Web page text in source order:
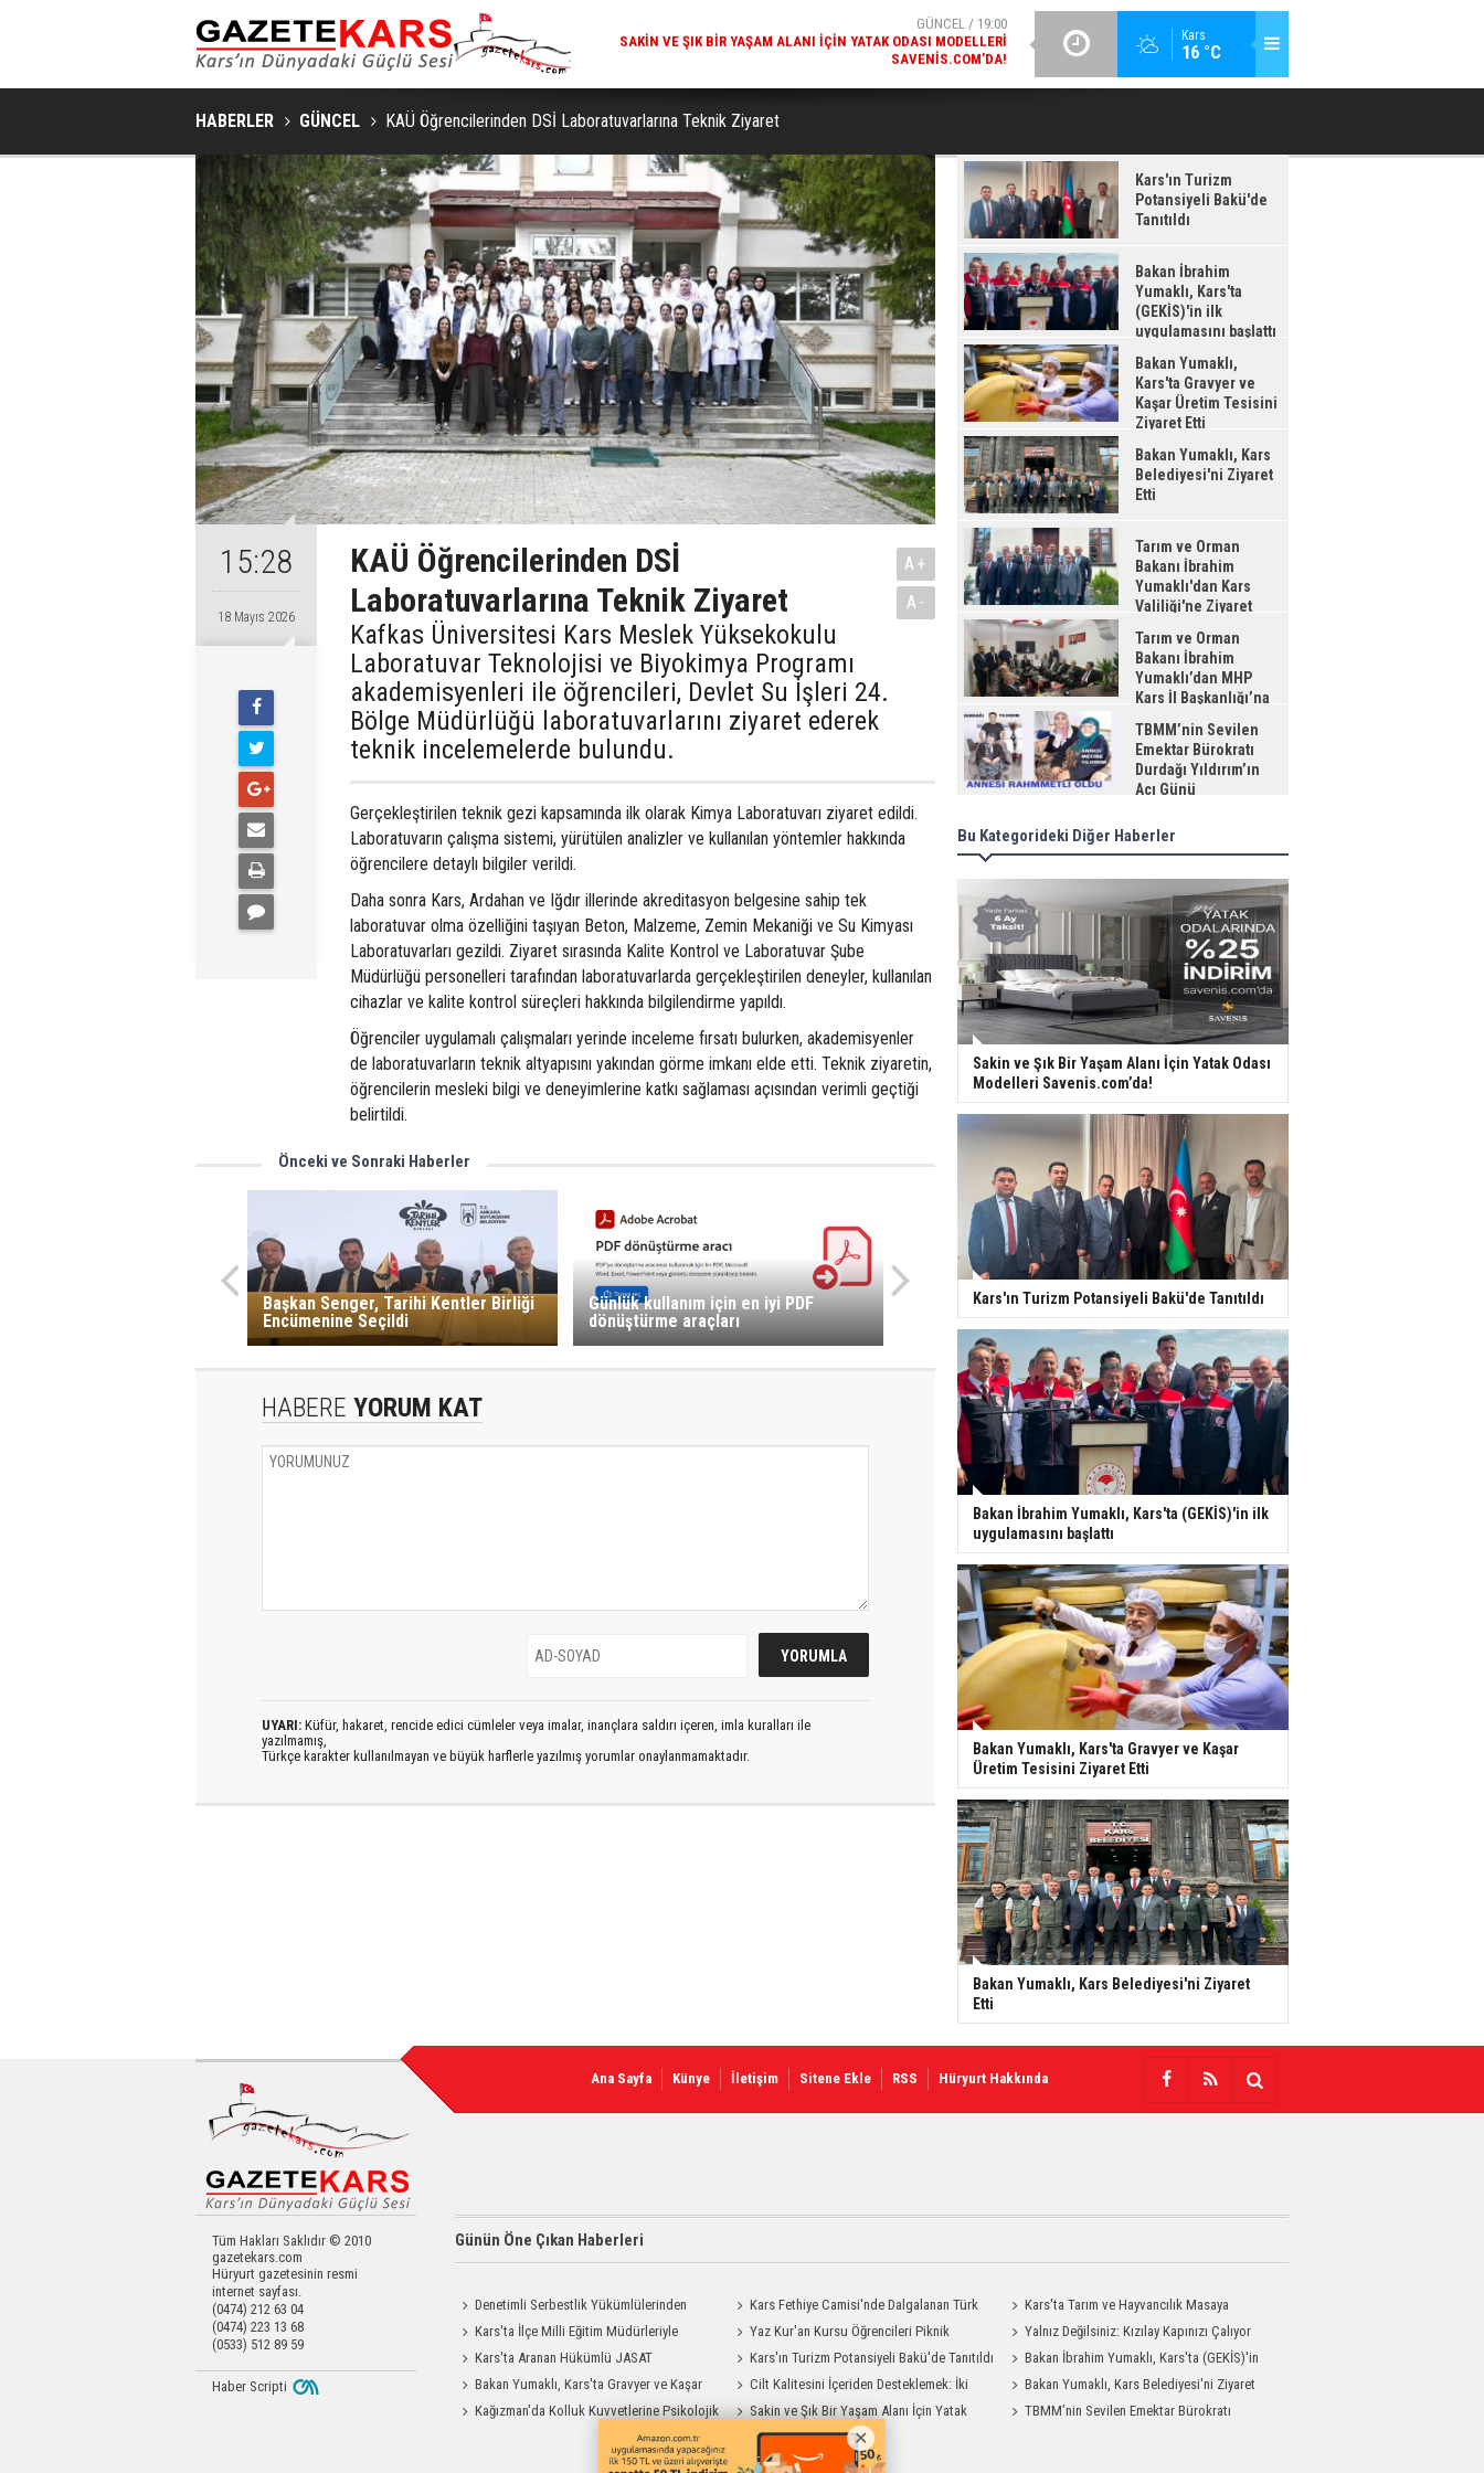
Kars
16 °C
GÜNCEL / 18:38
KARS'IN TURIZM POTANSIYELI BAKÜ'DE TANITILDI
BAKAN İBRAHIM YUMAKLI, KARS'TA (GEKİS)'IN ILK
HABERLER GÜNCEL KAÜ Öğrencilerinden DSİ Laboratuvarlarına Teknik Ziyaret
15:28
18 Mayıs 2026
KAÜ Öğrencilerinden DSİ
Laboratuvarlarına Teknik Ziyaret
Kafkas Üniversitesi Kars Meslek Yüksekokulu
Laboratuvar Teknolojisi ve Biyokimya Programı
akademisyenleri ile öğrencileri, Devlet Su İşleri 24.
Bölge Müdürlüğü laboratuvarlarını ziyaret ederek
teknik incelemelerde bulundu.
A+
A-
Gerçekleştirilen teknik gezi kapsamında ilk olarak Kimya Laboratuvarı ziyaret edildi.
Laboratuvarın çalışma sistemi, yürütülen analizler ve kullanılan yöntemler hakkında
öğrencilere detaylı bilgiler verildi.
Daha sonra Kars, Ardahan ve Iğdır illerinde akreditasyon belgesine sahip tek
laboratuvar olma özelliğini taşıyan Beton, Malzeme, Zemin Mekaniği ve Su Kimyası
Laboratuvarları gezildi. Ziyaret sırasında Kalite Kontrol ve Laboratuvar Şube
Müdürlüğü personelleri tarafından laboratuvarlarda gerçekleştirilen deneyler, kullanılan
cihazlar ve kalite kontrol süreçleri hakkında bilgilendirme yapıldı.
Öğrenciler uygulamalı çalışmaları yerinde inceleme fırsatı bulurken, akademisyenler
de laboratuvarların teknik altyapısını yakından görme imkanı elde etti. Teknik ziyaretin,
öğrencilerin mesleki bilgi ve deneyimlerine katkı sağlaması açısından verimli geçtiği
belirtildi.
Önceki ve Sonraki Haberler
Başkan Senger, Tarihi Kentler Birliği
Encümenine Seçildi
Günlük kullanım için en iyi PDF
dönüştürme araçları
HABERE YORUM KAT
UYARI: Küfür, hakaret, rencide edici cümleler veya imalar, inançlara saldırı içeren, imla kuralları ile
yazılmamış,
Türkçe karakter kullanılmayan ve büyük harflerle yazılmış yorumlar onaylanmamaktadır.
Kars'ın Turizm
Potansiyeli Bakü'de
Tanıtıldı
Bakan İbrahim
Yumaklı, Kars'ta
(GEKİS)'in ilk
uygulamasını başlattı
Bakan Yumaklı,
Kars'ta Gravyer ve
Kaşar Üretim Tesisini
Ziyaret Etti
Bakan Yumaklı, Kars
Belediyesi'ni Ziyaret
Etti
Tarım ve Orman
Bakanı İbrahim
Yumaklı'dan Kars
Valiliği'ne Ziyaret
Tarım ve Orman
Bakanı İbrahim
Yumaklı’dan MHP
Kars İl Başkanlığı’na
Ziyaret
TBMM’nin Sevilen
Emektar Bürokratı
Durdağı Yıldırım’ın
Acı Günü
Bu Kategorideki Diğer Haberler
Sakin ve Şık Bir Yaşam Alanı İçin Yatak Odası
Modelleri Savenis.com’da!
Kars'ın Turizm Potansiyeli Bakü'de Tanıtıldı
Bakan İbrahim Yumaklı, Kars'ta (GEKİS)'in ilk
uygulamasını başlattı
Bakan Yumaklı, Kars'ta Gravyer ve Kaşar
Üretim Tesisini Ziyaret Etti
Bakan Yumaklı, Kars Belediyesi'ni Ziyaret
Etti
Ana Sayfa Künye İletişim Sitene Ekle RSS Hüryurt Hakkında
Tüm Hakları Saklıdır © 2010
gazetekars.com
Hüryurt gazetesinin resmi
internet sayfası.
(0474) 212 63 04
(0474) 223 13 68
(0533) 512 89 59
Günün Öne Çıkan Haberleri
Denetimli Serbestlik Yükümlülerinden
Okula Temizlik Desteği
Kars Fethiye Camisi'nde Dalgalanan Türk
Bayrağı Görenlerin Beğenisini Topladı
Kars'ta Tarım ve Hayvancılık Masaya
Yatırıldı
Kars'ta İlçe Milli Eğitim Müdürleriyle
Değerlendirme Toplantısı
Yaz Kur'an Kursu Öğrencileri Piknik
Coşkusu Yaşadı
Yalnız Değilsiniz: Kızılay Kapınızı Çalıyor
Kars'ta Aranan Hükümlü JASAT
Operasyonuyla Yakalandı
Kars'ın Turizm Potansiyeli Bakü'de Tanıtıldı
Bakan İbrahim Yumaklı, Kars'ta (GEKİS)'in
ilk uygulamasını başlattı
Bakan Yumaklı, Kars'ta Gravyer ve Kaşar
Üretim Tesisini Ziyaret Etti
Cilt Kalitesini İçeriden Desteklemek: İki
Enjeksiyon Uygulamasının Karşılaştırması
Bakan Yumaklı, Kars Belediyesi'ni Ziyaret
Etti
Kağızman'da Kolluk Kuvvetlerine Psikolojik
Sakin ve Şık Bir Yaşam Alanı İçin Yatak
Odası Modelleri Savenis.com’da!
TBMM’nin Sevilen Emektar Bürokratı
Haber Scripti